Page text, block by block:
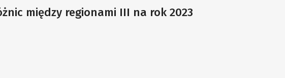
między regionami III na rok 2023